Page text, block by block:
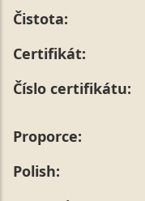
Čistota:
Certifikát:
Číslo certifikátu:
Proporce:
Polish: